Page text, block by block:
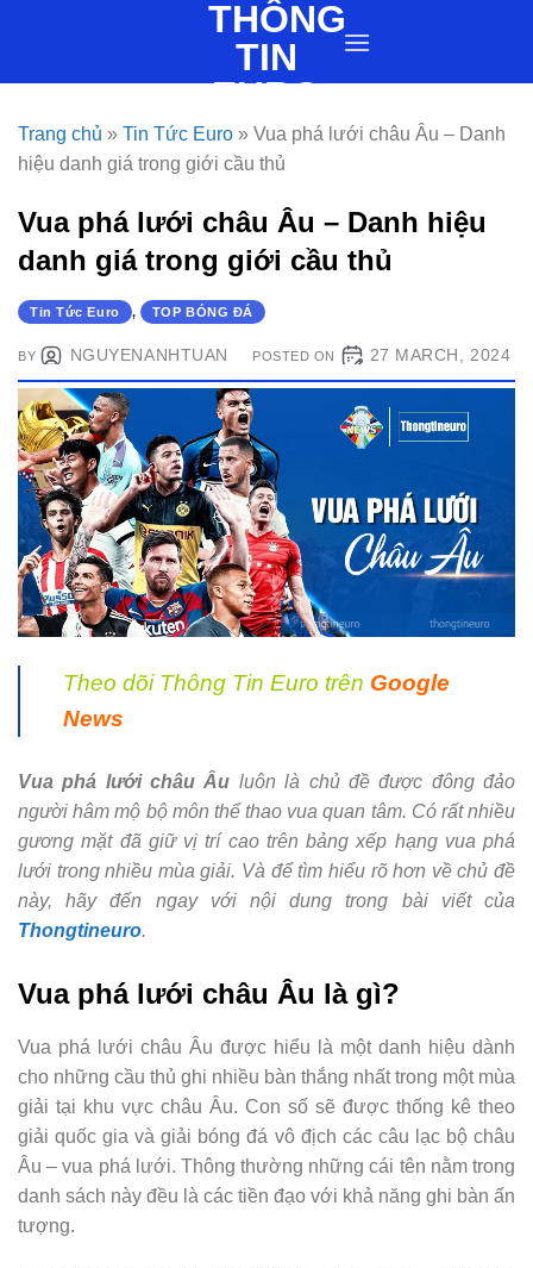
THÔNG
TIN
EURO
Trang chủ » Tin Tức Euro » Vua phá lưới châu Âu – Danh
hiệu danh giá trong giới cầu thủ
Vua phá lưới châu Âu – Danh hiệu
danh giá trong giới cầu thủ
Tin Tức Euro , TOP BÓNG ĐÁ
POSTED ON 27 MARCH, 2024
BY NGUYENANHTUAN
Theo dõi Thông Tin Euro trên Google
News
Vua phá lưới châu Âu luôn là chủ đề được đông đảo
người hâm mộ bộ môn thể thao vua quan tâm. Có rất nhiều
gương mặt đã giữ vị trí cao trên bảng xếp hạng vua phá
lưới trong nhiều mùa giải. Và để tìm hiểu rõ hơn về chủ đề
này, hãy đến ngay với nội dung trong bài viết của
Thongtineuro.
Vua phá lưới châu Âu là gì?
Vua phá lưới châu Âu được hiểu là một danh hiệu dành
cho những cầu thủ ghi nhiều bàn thắng nhất trong một mùa
giải tại khu vực châu Âu. Con số sẽ được thống kê theo
giải quốc gia và giải bóng đá vô địch các câu lạc bộ châu
Âu – vua phá lưới. Thông thường những cái tên nằm trong
danh sách này đều là các tiền đạo với khả năng ghi bàn ấn
tượng.